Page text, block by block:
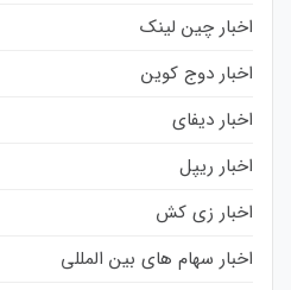
اخبار چین لینک
اخبار دوج کوین
اخبار دیفای
اخبار ریپل
اخبار زی کش
اخبار سهام های بین المللی